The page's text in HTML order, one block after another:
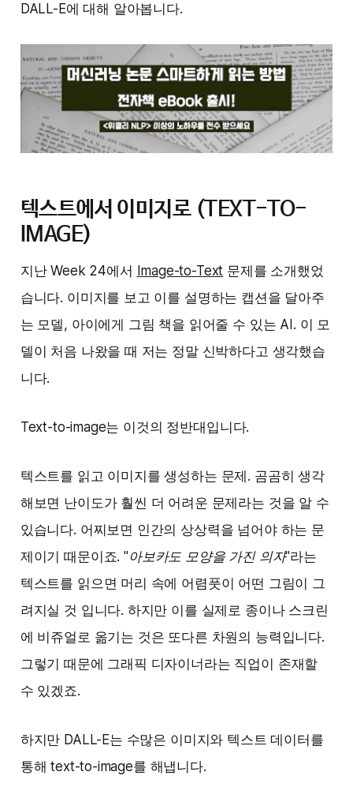
DALL-E에 대해 알아봅니다.
텍스트에서 이미지로 (TEXT-TO-
IMAGE)
지난 Week 24에서 Image-to-Text 문제를 소개했었
습니다. 이미지를 보고 이를 설명하는 캡션을 달아주
는 모델, 아이에게 그림 책을 읽어줄 수 있는 AI. 이 모
델이 처음 나왔을 때 저는 정말 신박하다고 생각했습
니다.
Text-to-image는 이것의 정반대입니다.
텍스트를 읽고 이미지를 생성하는 문제. 곰곰히 생각
해보면 난이도가 훨씬 더 어려운 문제라는 것을 알 수
있습니다. 어찌보면 인간의 상상력을 넘어야 하는 문
제이기 때문이죠."아보카도 모양을 가진 의자"라는
텍스트를 읽으면 머리 속에 어렴풋이 어떤 그림이 그
려지실 것 입니다. 하지만 이를 실제로 종이나 스크린
에 비쥬얼로 옮기는 것은 또다른 차원의 능력입니다.
그렇기 때문에 그래픽 디자이너라는 직업이 존재할
수 있겠죠.
하지만 DALL-E는 수많은 이미지와 텍스트 데이터를
통해 text-to-image를 해냅니다.